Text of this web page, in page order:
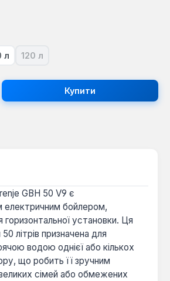
л 120 л(Ця опція наразі недоступна.)
Введіть потрібну
Купити
GBH 50 V9 є
електричним бойлером,
установки. Ця
літрів призначена для
водою однієї або кількох
що робить її зручним
сімей або обмежених